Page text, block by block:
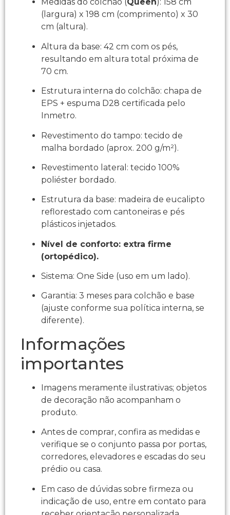
Medidas do colchão (Queen): 158 cm
(largura) x 198 cm (comprimento) x 30
cm (altura).​
Altura da base: 42 cm com os pés,
resultando em altura total próxima de
70 cm.​
Estrutura interna do colchão: chapa de
EPS + espuma D28 certificada pelo
Inmetro.​
Revestimento do tampo: tecido de
malha bordado (aprox. 200 g/m²).​
Revestimento lateral: tecido 100%
poliéster bordado.​
Estrutura da base: madeira de eucalipto
reflorestado com cantoneiras e pés
plásticos injetados.​
Nível de conforto: extra firme
(ortopédico).
Sistema: One Side (uso em um lado).​
Garantia: 3 meses para colchão e base
(ajuste conforme sua política interna, se
diferente).​
Informações
importantes
Imagens meramente ilustrativas; objetos
de decoração não acompanham o
produto.​
Antes de comprar, confira as medidas e
verifique se o conjunto passa por portas,
corredores, elevadores e escadas do seu
prédio ou casa.​
Em caso de dúvidas sobre firmeza ou
indicação de uso, entre em contato para